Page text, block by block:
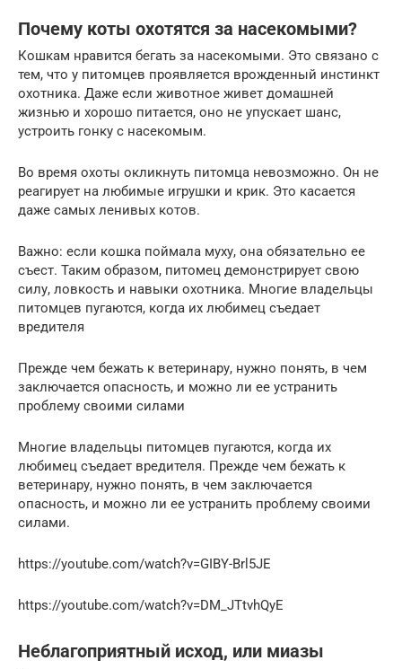
Почему коты охотятся за насекомыми?
Кошкам нравится бегать за насекомыми. Это связано с
тем, что у питомцев проявляется врожденный инстинкт
охотника. Даже если животное живет домашней
жизнью и хорошо питается, оно не упускает шанс,
устроить гонку с насекомым.
Во время охоты окликнуть питомца невозможно. Он не
реагирует на любимые игрушки и крик. Это касается
даже самых ленивых котов.
Важно: если кошка поймала муху, она обязательно ее
съест. Таким образом, питомец демонстрирует свою
силу, ловкость и навыки охотника. Многие владельцы
питомцев пугаются, когда их любимец съедает
вредителя
Прежде чем бежать к ветеринару, нужно понять, в чем
заключается опасность, и можно ли ее устранить
проблему своими силами
Многие владельцы питомцев пугаются, когда их
любимец съедает вредителя. Прежде чем бежать к
ветеринару, нужно понять, в чем заключается
опасность, и можно ли ее устранить проблему своими
силами.
https://youtube.com/watch?v=GIBY-Brl5JE
https://youtube.com/watch?v=DM_JTtvhQyE
Неблагоприятный исход, или миазы